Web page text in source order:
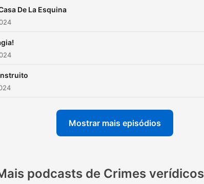
De La Esquina
Mostrar mais episódios
podcasts de Crimes verídicos